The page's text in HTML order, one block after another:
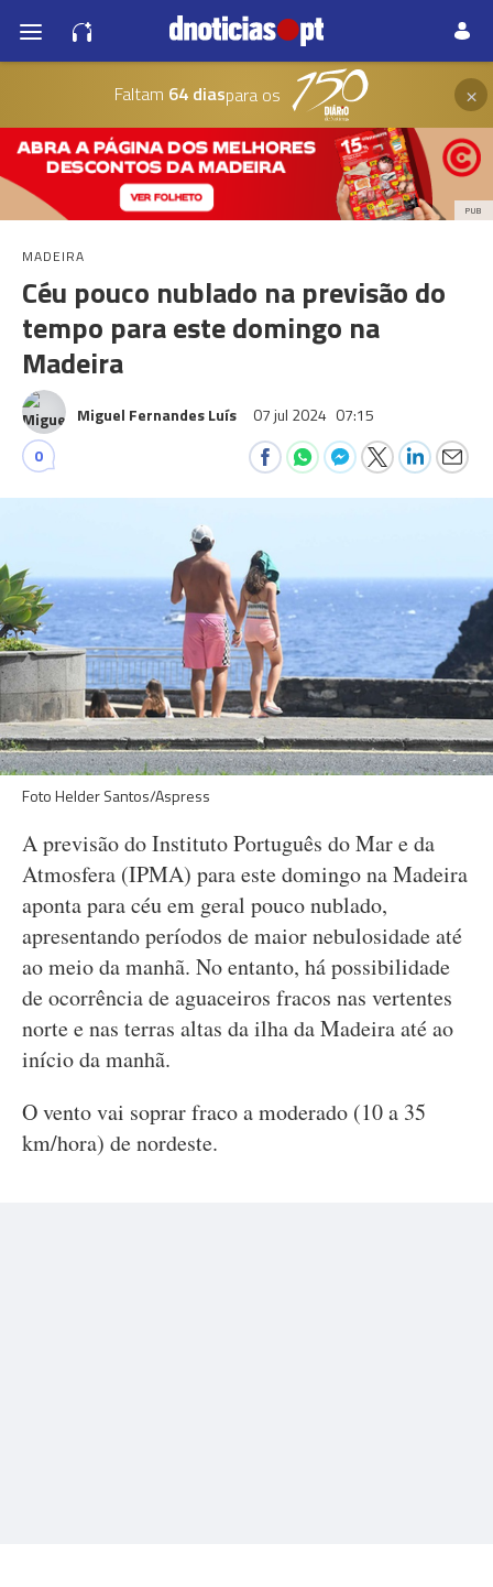
Faltam 64 diaspara os ×
PUB
MADEIRA
Céu pouco nublado na previsão do
tempo para este domingo na
Madeira
Miguel Fernandes Luís 07 jul 2024 07:15
0
Foto Helder Santos/Aspress
A previsão do Instituto Português do Mar e da
Atmosfera (IPMA) para este domingo na Madeira
aponta para céu em geral pouco nublado,
apresentando períodos de maior nebulosidade até
ao meio da manhã. No entanto, há possibilidade
de ocorrência de aguaceiros fracos nas vertentes
norte e nas terras altas da ilha da Madeira até ao
início da manhã.
O vento vai soprar fraco a moderado (10 a 35
km/hora) de nordeste.